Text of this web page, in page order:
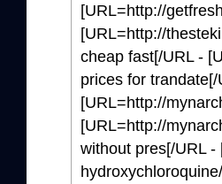
[URL=http://
[URL=http://
cheap fast[/URL -
prices for
[URL=http://
[URL=http://
without pres[/URL